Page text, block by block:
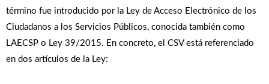
término fue introducido por la Ley de Acceso Electrónico de los
Ciudadanos a los Servicios Públicos, conocida también como
LAECSP o Ley 39/2015. En concreto, el CSV está referenciado
en dos artí­culos de la Ley: